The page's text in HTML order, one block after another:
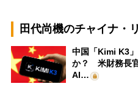
田代尚機のチャイナ・
中国「Kimi K3
か？ 米財務長
AI…